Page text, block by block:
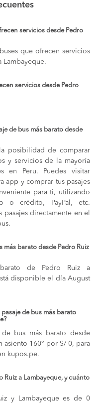
servicios desde Pedro
que ofrecen servicios
Lambayeque.
servicios desde Pedro
de bus más barato desde
posibilidad de comparar
y servicios de la mayoría
en Peru. Puedes visitar
app y comprar tus pasajes
para ti, utilizando
o crédito, PayPal, etc.
pasajes directamente en el
más barato desde Pedro Ruiz
de Pedro Ruiz a
disponible el día August
de bus más barato
bus más barato desde
asiento 160° por S/ 0, para
kupos.pe.
Ruiz a Lambayeque, y cuánto
y Lambayeque es de 0